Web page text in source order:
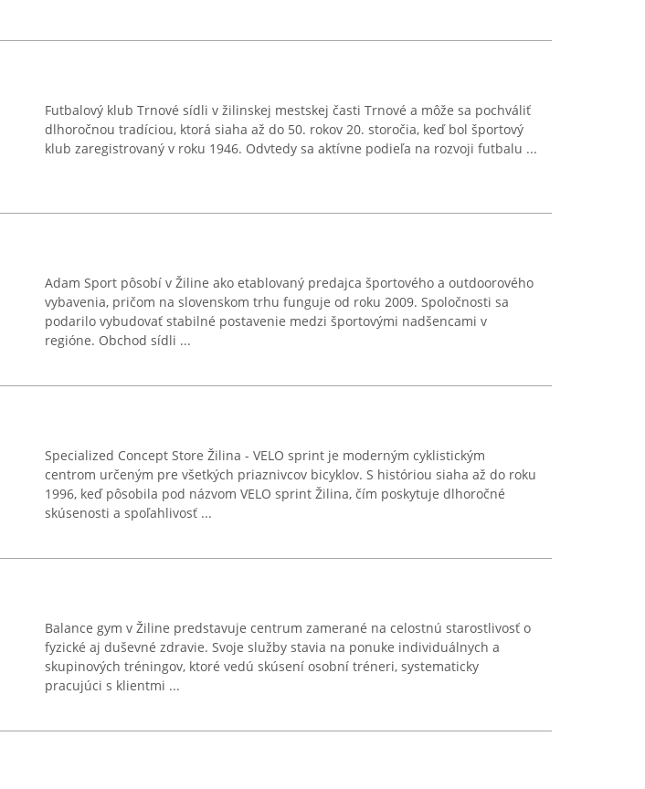
Futbalový klub Trnové sídli v žilinskej mestskej časti Trnové a môže sa pochváliť
dlhoročnou tradíciou, ktorá siaha až do 50. rokov 20. storočia, keď bol športový
klub zaregistrovaný v roku 1946. Odvtedy sa aktívne podieľa na rozvoji futbalu ...
Adam Sport pôsobí v Žiline ako etablovaný predajca športového a outdoorového
vybavenia, pričom na slovenskom trhu funguje od roku 2009. Spoločnosti sa
podarilo vybudovať stabilné postavenie medzi športovými nadšencami v
regióne. Obchod sídli ...
Specialized Concept Store Žilina - VELO sprint je moderným cyklistickým
centrom určeným pre všetkých priaznivcov bicyklov. S históriou siaha až do roku
1996, keď pôsobila pod názvom VELO sprint Žilina, čím poskytuje dlhoročné
skúsenosti a spoľahlivosť ...
Balance gym v Žiline predstavuje centrum zamerané na celostnú starostlivosť o
fyzické aj duševné zdravie. Svoje služby stavia na ponuke individuálnych a
skupinových tréningov, ktoré vedú skúsení osobní tréneri, systematicky
pracujúci s klientmi ...